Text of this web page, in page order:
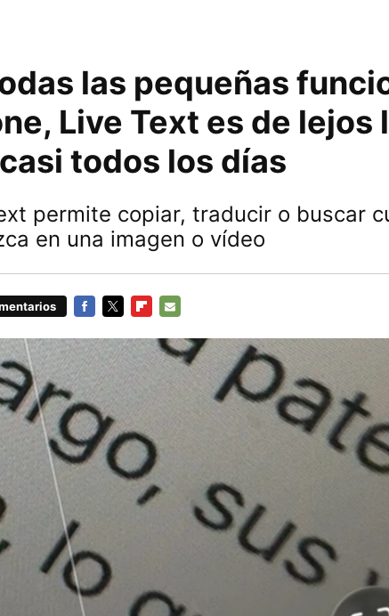
las pequeñas
Live Text es de lejos
todos los días
permite copiar, traducir o buscar
en una imagen o vídeo
MAIL